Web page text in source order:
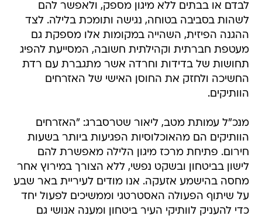
לבדם או בבתים ללא מיגון מספק, ולאפשר להם
לשהות בסביבה בטוחה, נגישה ותומכת בלילה. לצד
ההגנה הפיזית, השהייה במקומות אלו מספקת גם
מעטפת חברתית וקהילתית חשובה, המסייעת להפיג
תחושות של בדידות וחרדה אשר מתגברת עם רדת
החשיכה ולחזק את החוסן האישי של האזרחים
הוותיקים.
​מנכ"ל עמותת מטב, ליאור שטרסברג: "האזרחים
הוותיקים הם מהאוכלוסיות הפגיעות ביותר בשעות
חירום. פתיחת מרכז מיגון הלילה מאפשרת להם
לישון בביטחון ובשקט נפשי, ללא הצורך במירוץ אחר
מחסה בהישמע אזעקה. אנו מודים לעיריית באר שבע
על שיתוף הפעולה האסטרטגי וממשיכים לפעול יחד
כדי להעניק לוותיקי העיר ביטחון ומענה אנושי גם